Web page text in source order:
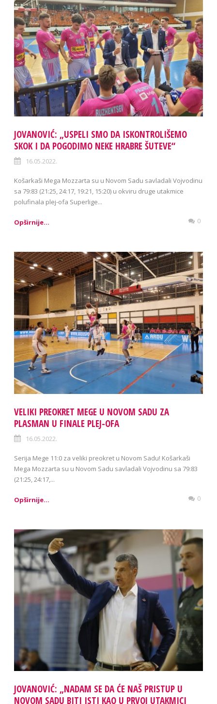
JOVANOVIĆ: „USPELI SMO DA ISKONTROLIŠEMO
SKOK I DA POGODIMO NEKE HRABRE ŠUTEVE“
16.05.2022.
Košarkaši Mega Mozzarta su u Novom Sadu savladali Vojvodinu
sa 79:83 (21:25, 24:17, 19:21, 15:20) u okviru druge utakmice
polufinala plej-ofa Superlige...
Opširnije... 0
VELIKI PREOKRET MEGE U NOVOM SADU ZA
PLASMAN U FINALE PLEJ-OFA
16.05.2022.
Serija Mege 11:0 za veliki preokret u Novom Sadu! Košarkaši
Mega Mozzarta su u Novom Sadu savladali Vojvodinu sa 79:83
(21:25, 24:17,...
Opširnije... 0
JOVANOVIĆ: „NADAM SE DA ĆE NAŠ PRISTUP U
NOVOM SADU BITI ISTI KAO U PRVOJ UTAKMICI